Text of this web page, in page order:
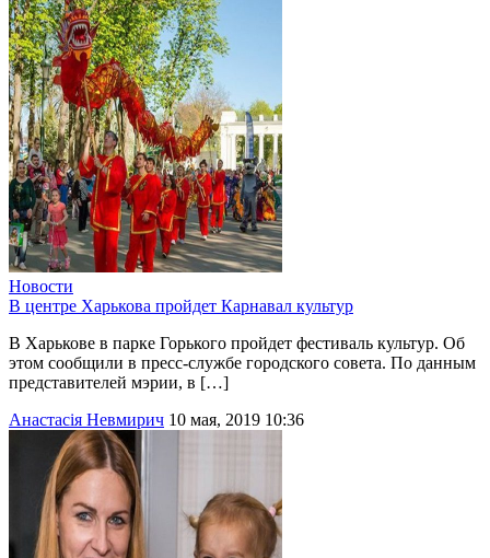
Новости
В центре Харькова пройдет Карнавал культур
В Харькове в парке Горького пройдет фестиваль культур. Об
этом сообщили в пресс-службе городского совета. По данным
представителей мэрии, в […]
Анастасія Невмирич 10 мая, 2019 10:36